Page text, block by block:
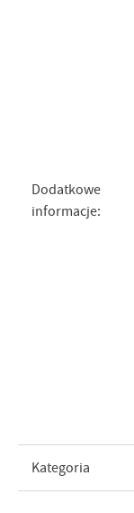
Dodatkowe
informacje:
Kategoria